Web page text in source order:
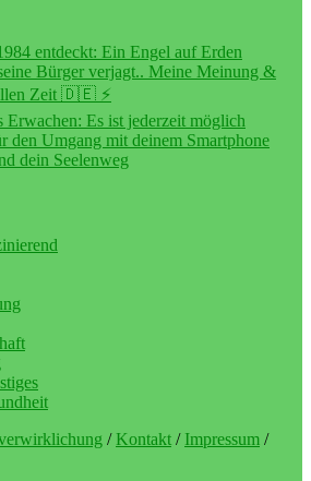
entdeckt: Ein Engel auf Erden
Bürger verjagt.. Meine Meinung &
Zeit 🇩🇪 ⚡️
Erwachen: Es ist jederzeit möglich
den Umgang mit deinem Smartphone
dein Seelenweg
/Kontakt / Impressum /